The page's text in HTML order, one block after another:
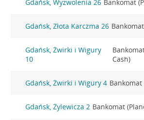
Gdańsk, Wyzwolenia 26 Bankomat
Gdańsk, Złota Karczma 26
Gdańsk, Żwirki i Wigury
10
Cash)
Gdańsk, Żwirki i Wigury 4 Bankomat
Gdańsk, Żylewicza 2 Bankomat